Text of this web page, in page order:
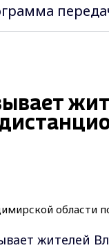
жителей